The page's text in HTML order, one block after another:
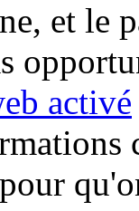
et le
activé